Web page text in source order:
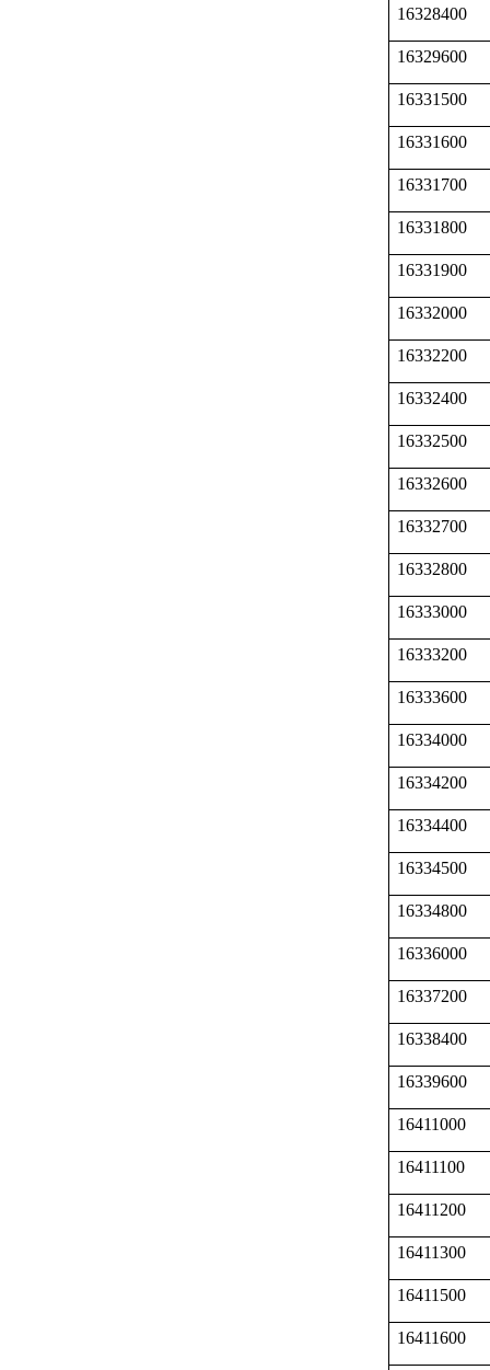
16328400
16329600
16331500
16331600
16331700
16331800
16331900
16332000
16332200
16332400
16332500
16332600
16332700
16332800
16333000
16333200
16333600
16334000
16334200
16334400
16334500
16334800
16336000
16337200
16338400
16339600
16411000
16411100
16411200
16411300
16411500
16411600